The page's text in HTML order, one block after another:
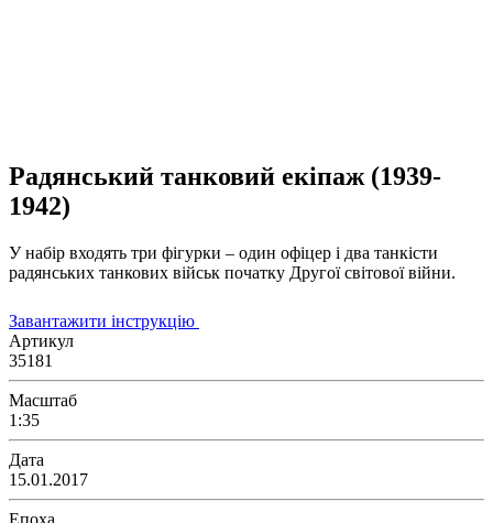
Радянський танковий екіпаж (1939-
1942)
У набір входять три фігурки – один офіцер і два танкісти
радянських танкових військ початку Другої світової війни.
Завантажити інструкцію
Артикул
35181
Масштаб
1:35
Дата
15.01.2017
Епоха